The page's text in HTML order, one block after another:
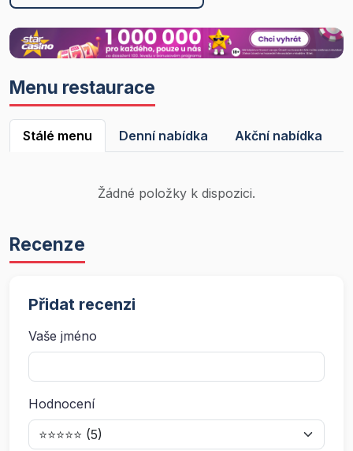
Menu restaurace
Stálé menu Denní nabídka Akční nabídka
Žádné položky k dispozici.
Recenze
Přidat recenzi
Vaše jméno
Hodnocení